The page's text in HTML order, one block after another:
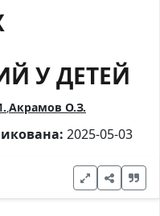
У ДЕТЕЙ
Акрамов О.З.
2025-05-03